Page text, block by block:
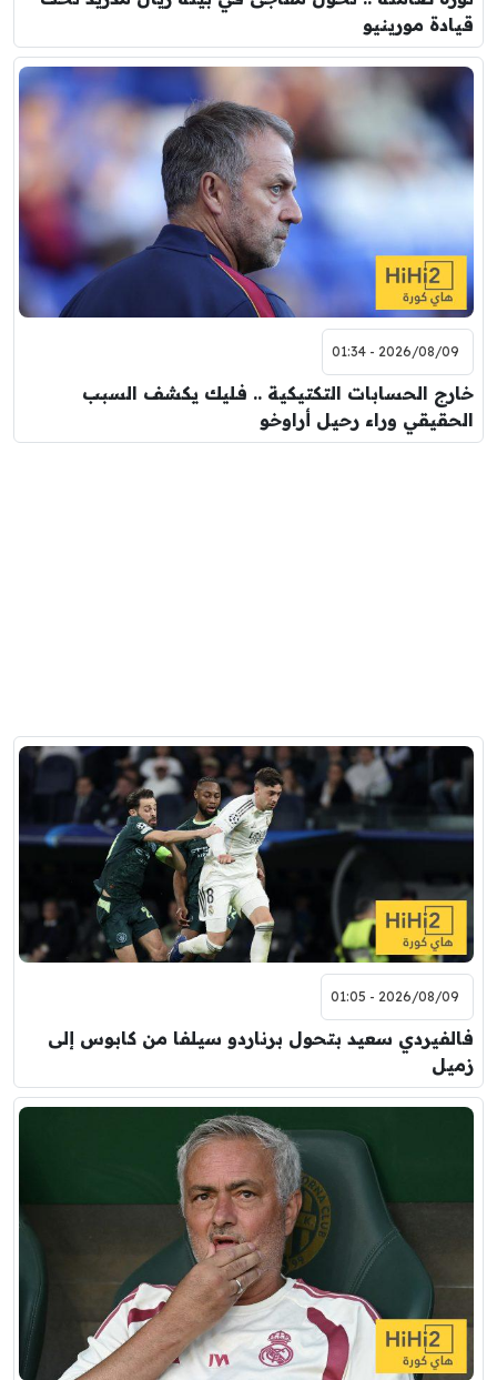
قيادة مورينيو
2026/08/09 - 01:34
خارج الحسابات التكتيكية .. فليك يكشف السبب
الحقيقي وراء رحيل أراوخو
2026/08/09 - 01:05
فالفيردي سعيد بتحول برناردو سيلفا من كابوس إلى
زميل